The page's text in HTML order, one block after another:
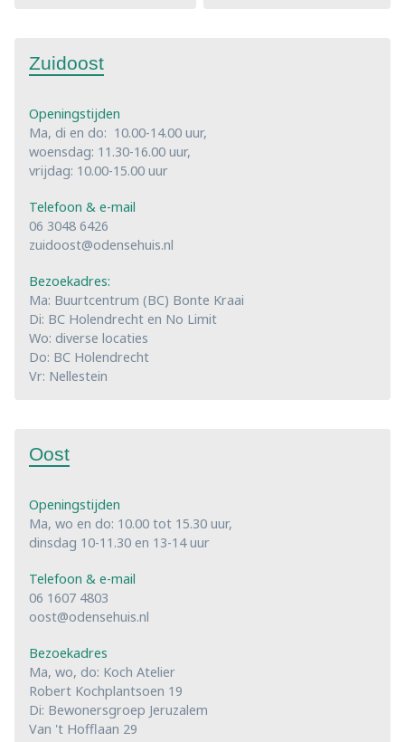
Zuidoost
Openingstijden
Ma, di en do: 10.00-14.00 uur,
woensdag: 11.30-16.00 uur,
vrijdag: 10.00-15.00 uur
Telefoon & e-mail
06 3048 6426
zuidoost@odensehuis.nl
Bezoekadres:
Ma: Buurtcentrum (BC) Bonte Kraai
Di: BC Holendrecht en No Limit
Wo: diverse locaties
Do: BC Holendrecht
Vr: Nellestein
Oost
Openingstijden
Ma, wo en do: 10.00 tot 15.30 uur,
dinsdag 10-11.30 en 13-14 uur
Telefoon & e-mail
06 1607 4803
oost@odensehuis.nl
Bezoekadres
Ma, wo, do: Koch Atelier
Robert Kochplantsoen 19
Di: Bewonersgroep Jeruzalem
Van 't Hofflaan 29